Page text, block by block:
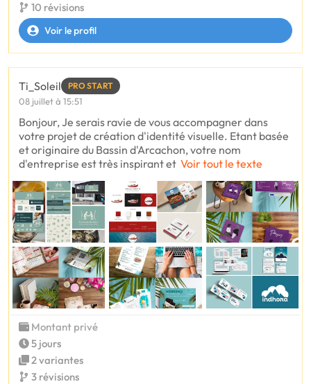
10 révisions
Voir le profil
Ti_Soleil PRO START
08 juillet à 15:51
Bonjour, Je serais ravie de vous accompagner dans
votre projet de création d'identité visuelle. Etant basée
et originaire du Bassin d'Arcachon, votre nom
d'entreprise est très inspirant et Voir tout le texte
Montant privé
5 jours
2 variantes
3 révisions